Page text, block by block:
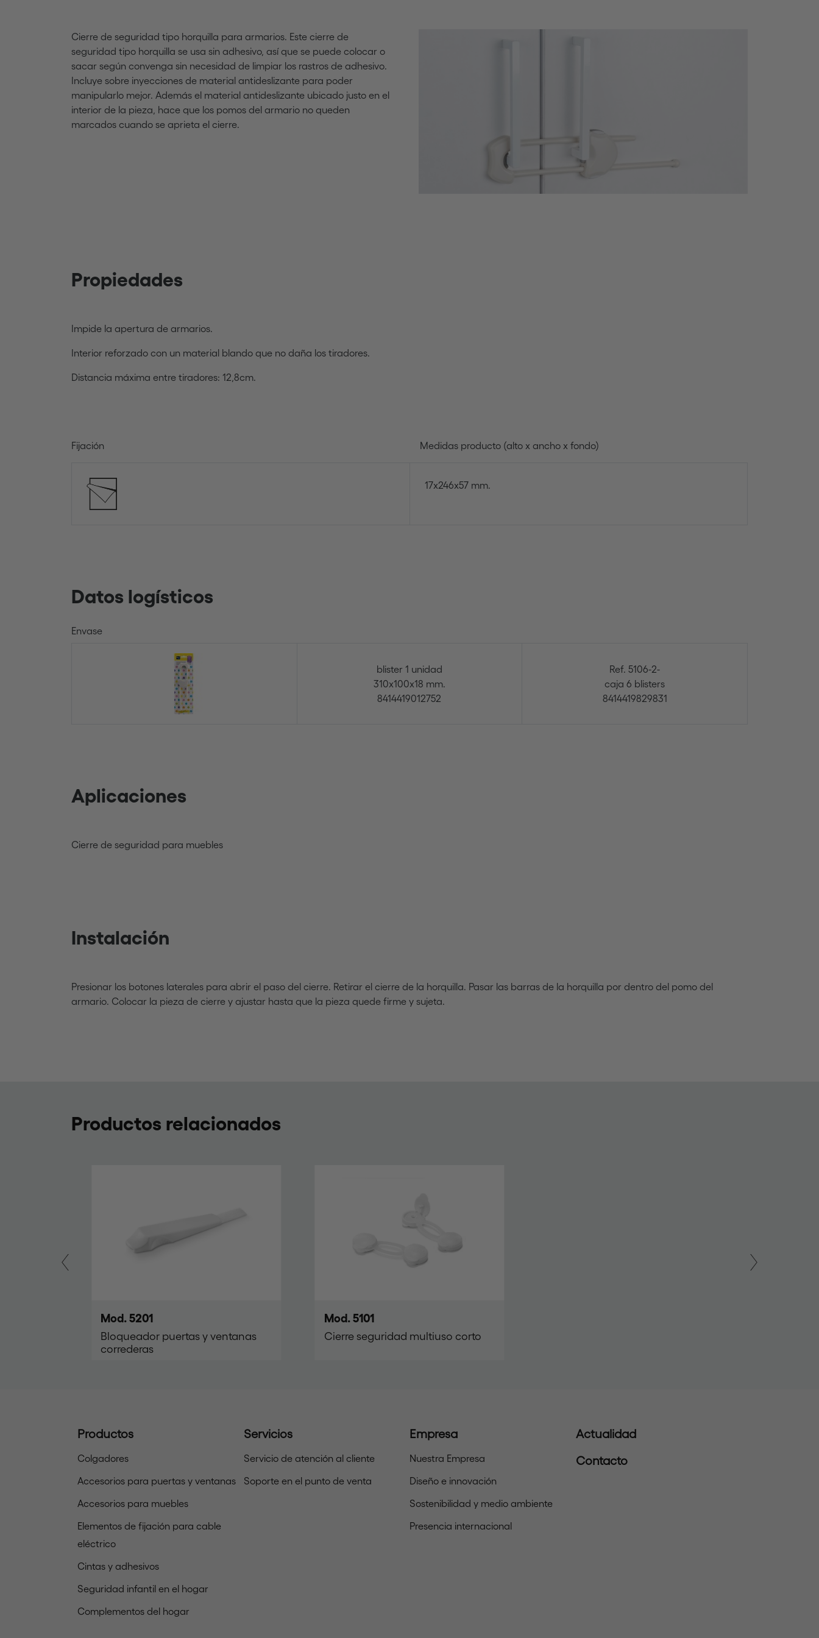
Cierre de seguridad tipo horquilla para armarios. Este cierre de
seguridad tipo horquilla se usa sin adhesivo, así que se puede colocar o
sacar según convenga sin necesidad de limpiar los rastros de adhesivo.
Incluye sobre inyecciones de material antideslizante para poder
manipularlo mejor. Además el material antideslizante ubicado justo en el
interior de la pieza, hace que los pomos del armario no queden
marcados cuando se aprieta el cierre.
Propiedades
Impide la apertura de armarios.
Interior reforzado con un material blando que no daña los tiradores.
Distancia máxima entre tiradores: 12,8cm.
Fijación Medidas producto (alto x ancho x fondo)
17x246x57 mm.
Datos logísticos
Envase
blister 1 unidad
310x100x18 mm.
8414419012752
Ref. 5106-2-
caja 6 blisters
8414419829831
Aplicaciones
Cierre de seguridad para muebles
Instalación
Presionar los botones laterales para abrir el paso del cierre. Retirar el cierre de la horquilla. Pasar las barras de la horquilla por dentro del pomo del
armario. Colocar la pieza de cierre y ajustar hasta que la pieza quede firme y sujeta.
Productos relacionados
Mod. 5201
Bloqueador puertas y ventanas
correderas
Mod. 5101
Cierre seguridad multiuso corto
Productos
Colgadores
Accesorios para puertas y ventanas
Accesorios para muebles
Elementos de fijación para cable
eléctrico
Cintas y adhesivos
Seguridad infantil en el hogar
Complementos del hogar
Servicios
Servicio de atención al cliente
Soporte en el punto de venta
Empresa
Nuestra Empresa
Diseño e innovación
Sostenibilidad y medio ambiente
Presencia internacional
Actualidad
Contacto